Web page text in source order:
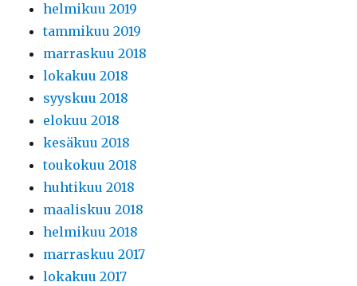
helmikuu 2019
tammikuu 2019
marraskuu 2018
lokakuu 2018
syyskuu 2018
elokuu 2018
kesäkuu 2018
toukokuu 2018
huhtikuu 2018
maaliskuu 2018
helmikuu 2018
marraskuu 2017
lokakuu 2017